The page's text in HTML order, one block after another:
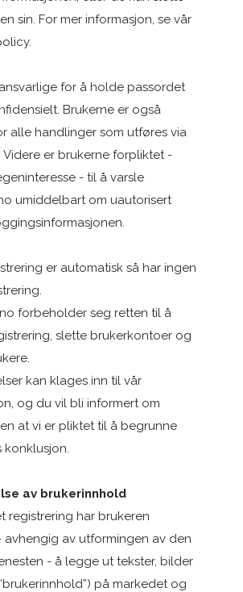
sin. For mer informasjon, se vår
for å holde passordet
Brukerne er også
alle handlinger som utføres via
Videre er brukerne forpliktet -
- til å varsle
umiddelbart om uautorisert
er automatisk så har ingen
forbeholder seg retten til å
slette brukerkontoer og
kan klages inn til vår
og du vil bli informert om
at vi er pliktet til å begrunne
konklusjon.
av brukerinnhold
registrering har brukeren
avhengig av utformingen av den
- å legge ut tekster, bilder
på markedet og